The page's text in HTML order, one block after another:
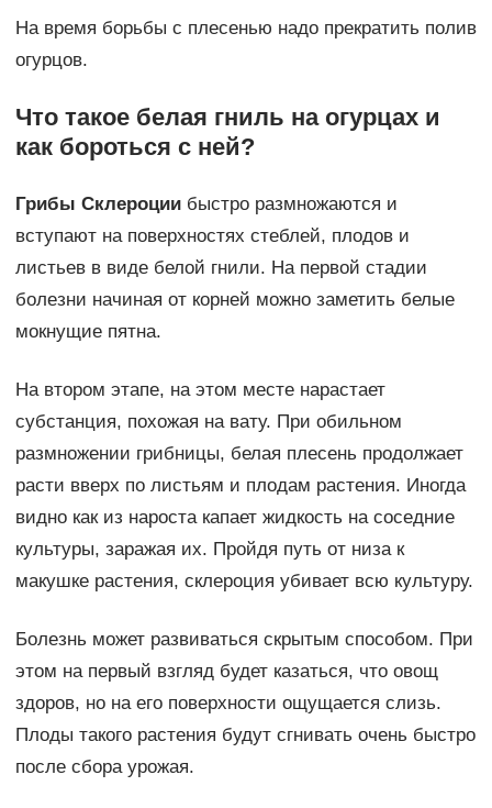
На время борьбы с плесенью надо прекратить полив
огурцов.
Что такое белая гниль на огурцах и
как бороться с ней?
Грибы Склероциибыстро размножаются и
вступают на поверхностях стеблей, плодов и
листьев в виде белой гнили. На первой стадии
болезни начиная от корней можно заметить белые
мокнущие пятна.
На втором этапе, на этом месте нарастает
субстанция, похожая на вату. При обильном
размножении грибницы, белая плесень продолжает
расти вверх по листьям и плодам растения. Иногда
видно как из нароста капает жидкость на соседние
культуры, заражая их. Пройдя путь от низа к
макушке растения, склероция убивает всю культуру.
Болезнь может развиваться скрытым способом. При
этом на первый взгляд будет казаться, что овощ
здоров, но на его поверхности ощущается слизь.
Плоды такого растения будут сгнивать очень быстро
после сбора урожая.